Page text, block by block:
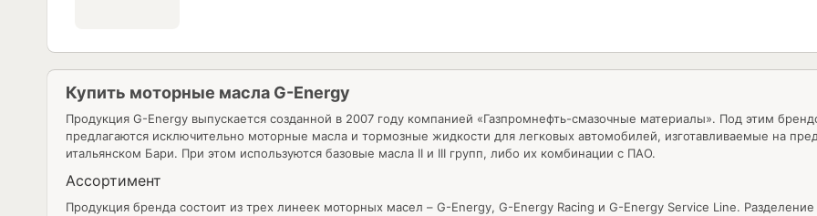
Купить моторные масла G-Energy
Продукция G-Energy выпускается созданной в 2007 году компанией «Газпромнефть-смазочные материалы». Под этим
предлагаются исключительно моторные масла и тормозные жидкости для легковых автомобилей, изготавливаемые на
итальянском Бари. При этом используются базовые масла II и III групп, либо их комбинации с ПАО.
Ассортимент
Продукция бренда состоит из трех линеек моторных масел – G-Energy, G-Energy Racing и G-Energy Service Line.